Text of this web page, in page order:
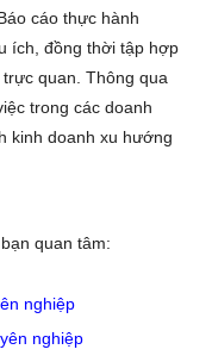
cáo thực hành
ích, đồng thời tập hợp
quan. Thông qua
trong các doanh
kinh doanh xu hướng
quan tâm:
nghiệp
nghiệp